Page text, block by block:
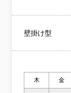
壁掛け型
木 金